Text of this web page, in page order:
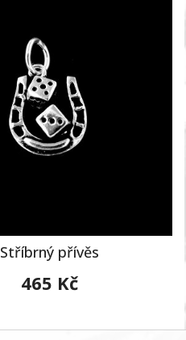
Stříbrný přívěs
465 Kč